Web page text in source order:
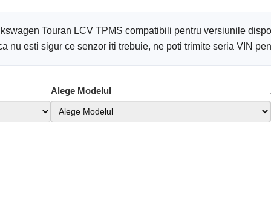
Touran LCV TPMS compatibili pentru versiunile
nu esti sigur ce senzor iti trebuie, ne poti trimite seria VIN
Alege Modelul